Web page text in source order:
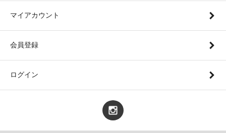
マイアカウント
会員登録
ログイン